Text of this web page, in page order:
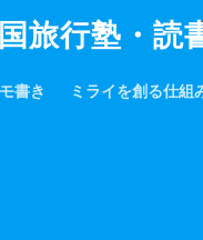
旅行塾・読
書き ミライを創る仕組